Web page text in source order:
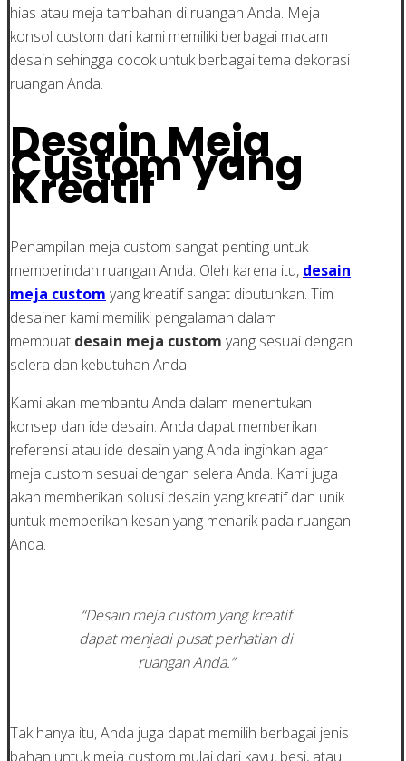
hias atau meja tambahan di ruangan Anda. Meja
konsol custom dari kami memiliki berbagai macam
desain sehingga cocok untuk berbagai tema dekorasi
ruangan Anda.
Desain Meja
Custom yang
Kreatif
Penampilan meja custom sangat penting untuk
memperindah ruangan Anda. Oleh karena itu, desain
meja custom yang kreatif sangat dibutuhkan. Tim
desainer kami memiliki pengalaman dalam
membuat desain meja custom yang sesuai dengan
selera dan kebutuhan Anda.
Kami akan membantu Anda dalam menentukan
konsep dan ide desain. Anda dapat memberikan
referensi atau ide desain yang Anda inginkan agar
meja custom sesuai dengan selera Anda. Kami juga
akan memberikan solusi desain yang kreatif dan unik
untuk memberikan kesan yang menarik pada ruangan
Anda.
“Desain meja custom yang kreatif
dapat menjadi pusat perhatian di
ruangan Anda.”
Tak hanya itu, Anda juga dapat memilih berbagai jenis
bahan untuk meja custom mulai dari kayu, besi, atau